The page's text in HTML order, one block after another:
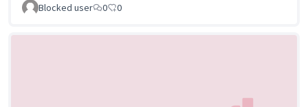
Blocked user 0 0